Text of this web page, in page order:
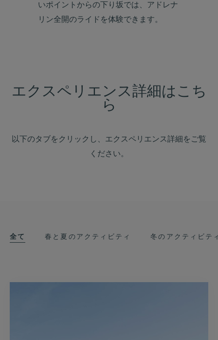
いポイントからの下り坂では、アドレナ
リン全開のライドを体験できます。
エクスペリエンス詳細はこち
ら
以下のタブをクリックし、エクスペリエンス詳細をご覧
ください。
全て 春と夏のアクティビティ 冬のアクティビテ